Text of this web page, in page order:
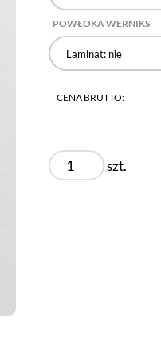
POWŁOKA WERNIKS
Laminat: nie
CENA BRUTTO:
szt.